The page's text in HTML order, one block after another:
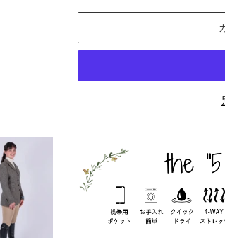
に